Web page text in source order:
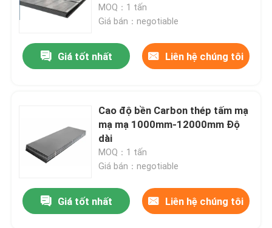
MOQ：1 tấn
Giá bán：negotiable
Giá tốt nhất Liên hệ chúng tôi
Cao độ bền Carbon thép tấm mạ
mạ mạ 1000mm-12000mm Độ
dài
MOQ：1 tấn
Giá bán：negotiable
Giá tốt nhất Liên hệ chúng tôi